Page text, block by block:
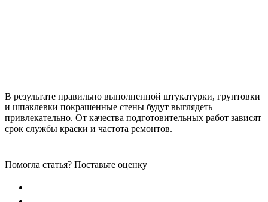
В результате правильно выполненной штукатурки, грунтовки
и шпаклевки покрашенные стены будут выглядеть
привлекательно. От качества подготовительных работ зависят
срок службы краски и частота ремонтов.
Помогла статья? Поставьте оценку